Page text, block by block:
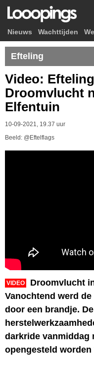
Nieuws Wachttijden
Efteling
Video:
Droomvlucht
Elfentuin
10-09-2021, 19.37 uur
Beeld: @Eftelflags
VIDEO
Droomvlucht
Vanochtend werd
door een brandje.
darkride vanmiddag
opengesteld